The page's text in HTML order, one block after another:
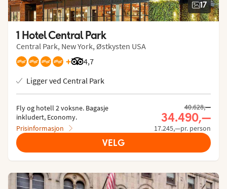
17
1 Hotel Central Park
Central Park, New York, Østkysten USA
+ 4,7
Vurdering fra Tripadvisor: 4.7 of 5
Ligger ved Central Park
Fly og hotell 2 voksne. Bagasje
inkludert, Economy.
Prisinformasjon
Tidligere pris,
40.628,—
Nåværende
34.490,—
17.245,—pr. person
VELG